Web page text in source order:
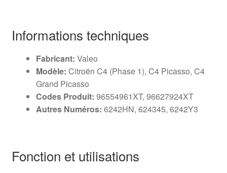
Informations techniques
Fabricant: Valeo
Modèle: Citroën C4 (Phase 1), C4 Picasso, C4
Grand Picasso
Codes Produit: 96554961XT, 96627924XT
Autres Numéros: 6242HN, 624345, 6242Y3
Fonction et utilisations